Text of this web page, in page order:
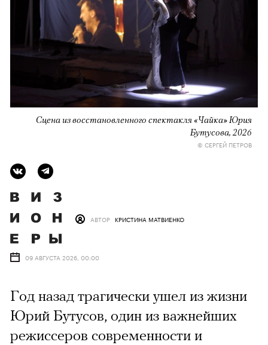
Сцена из восстановленного спектакля «Чайка» Юрия
Бутусова, 2026
© СЕРГЕЙ ПЕТРОВ
АВТОР КРИСТИНА МАТВИЕНКО
09 АВГУСТА 2026, 00:00
Год назад трагически ушел из жизни
Юрий Бутусов, один из важнейших
режиссеров современности и